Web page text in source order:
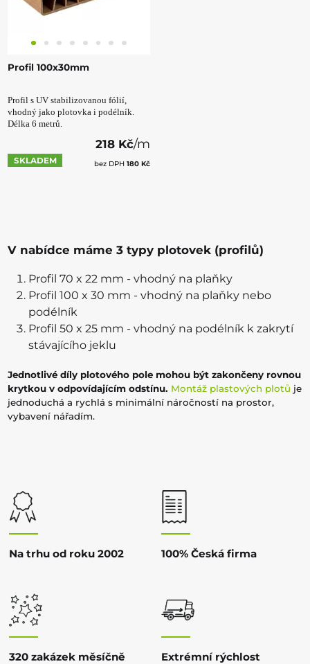
Profil 100x30mm
Profil s UV stabilizovanou fólií,
vhodný jako plotovka i podélník.
Délka 6 metrů.
SKLADEM
218 Kč/m
bez DPH 180 Kč
V nabídce máme 3 typy plotovek (profilů)
Profil 70 x 22 mm - vhodný na plaňky
Profil 100 x 30 mm - vhodný na plaňky nebo
podélník
Profil 50 x 25 mm - vhodný na podélník k zakrytí
stávajícího jeklu
Jednotlivé díly plotového pole mohou být zakončeny rovnou
krytkou v odpovídajícím odstínu. Montáž plastových plotů je
jednoduchá a rychlá s minimální náročností na prostor,
vybavení nářadím.
Na trhu od roku 2002 100% Česká firma
320 zakázek měsíčně Extrémní rýchlost